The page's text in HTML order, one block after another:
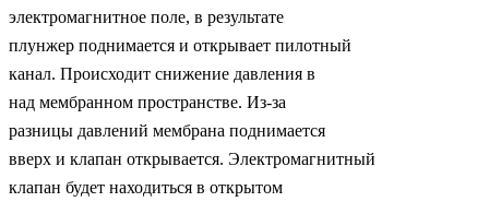
электромагнитное поле, в результате
плунжер поднимается и открывает пилотный
канал. Происходит снижение давления в
над мембранном пространстве. Из-за
разницы давлений мембрана поднимается
вверх и клапан открывается. Электромагнитный
клапан будет находиться в открытом